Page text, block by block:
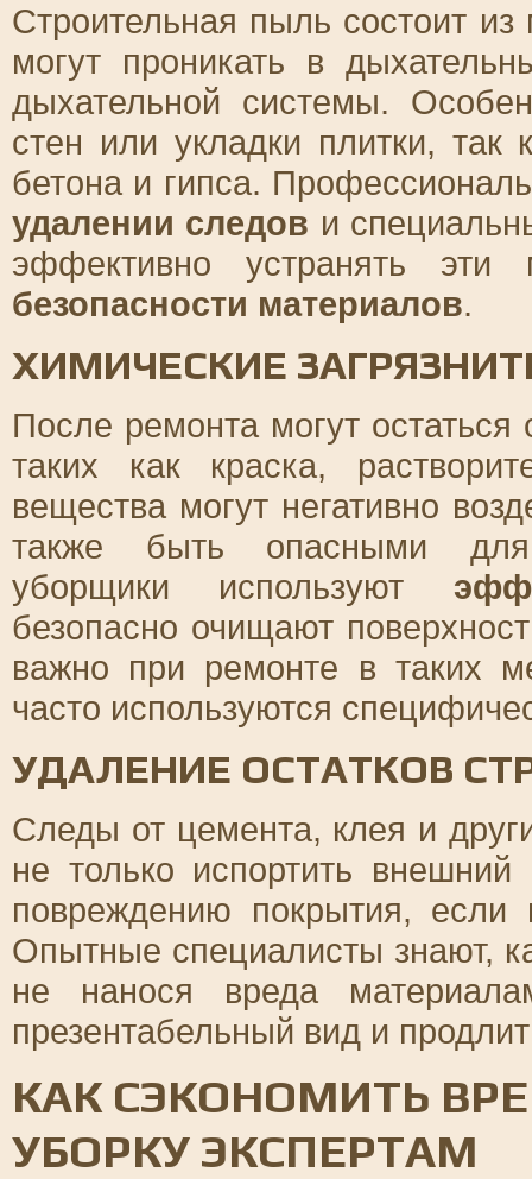
Строительная пыль состоит из
могут проникать в
дыхательной системы.
стен или укладки плитки,
бетона и гипса.
удалении следов и
эффективно устранять
безопасности материалов.
ХИМИЧЕСКИЕ
После ремонта могут
таких как краска,
вещества могут негативно
также быть опасными для
уборщики используют
безопасно очищают
важно при ремонте в таких
часто используются
УДАЛЕНИЕ ОСТАТКОВ
Следы от цемента, клея и
не только испортить
повреждению покрытия, если
Опытные специалисты знают,
не нанося вреда
презентабельный вид и
КАК СЭКОНОМИТЬ
УБОРКУ ЭКСПЕРТАМ